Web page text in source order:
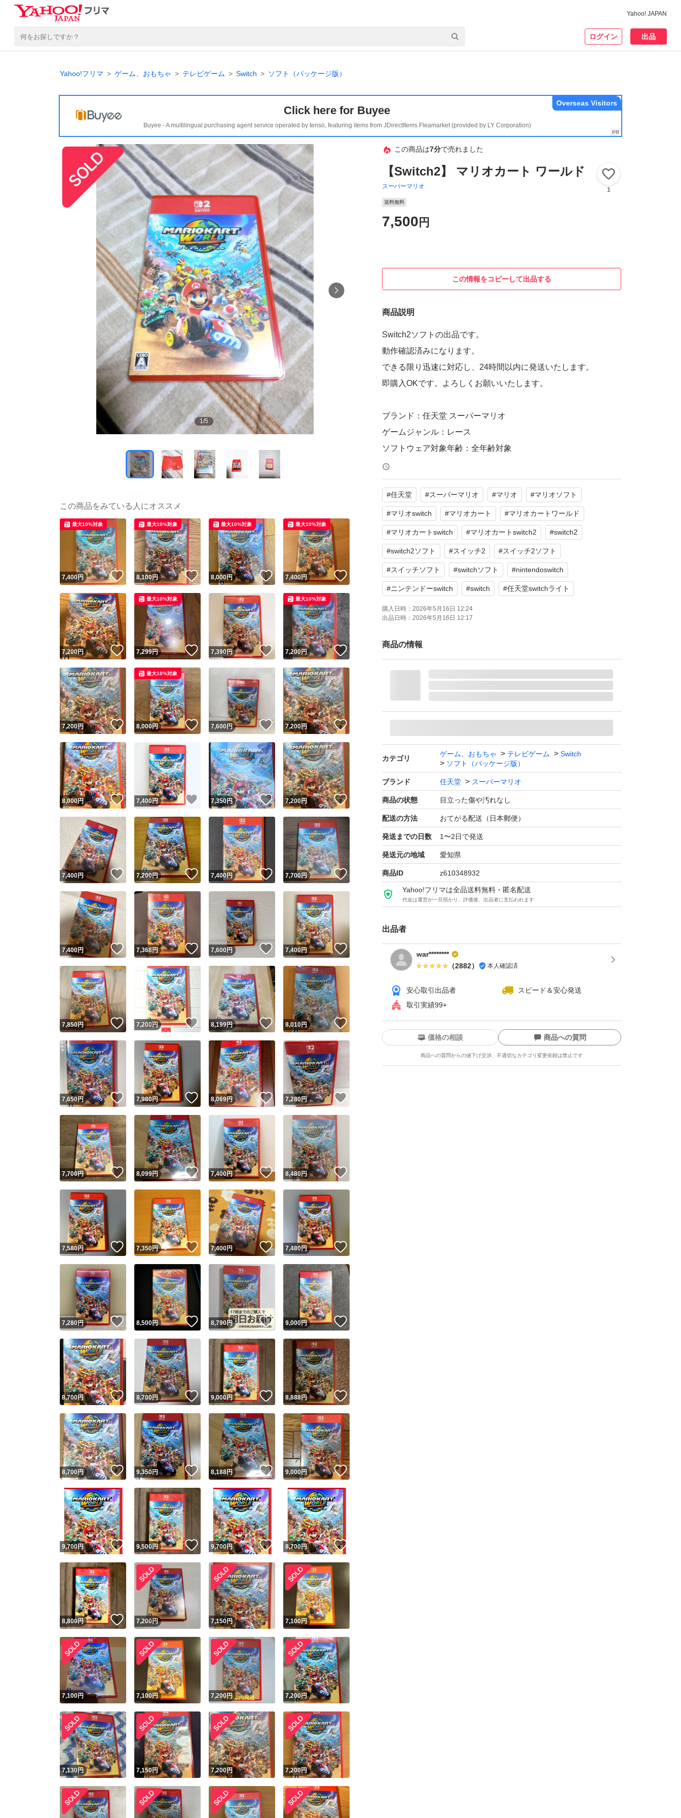
Yahoo! JAPAN
ログイン 出品
Yahoo!フリマ ゲーム、おもちゃ テレビゲーム Switch ソフト（パッケージ版）
Click here for Buyee
Buyee - A multilingual purchasing agent service operated by tenso, featuring items from JDirectItems Fleamarket (provided by LY Corporation)
Overseas Visitors
1/5
この商品は7分で売れました
【Switch2】 マリオカート ワールド
スーパーマリオ 1
送料無料
7,500 円
この情報をコピーして出品する
商品説明
Switch2ソフトの出品です。
動作確認済みになります。
できる限り迅速に対応し、24時間以内に発送いたします。
即購入OKです。よろしくお願いいたします。
ブランド：任天堂 スーパーマリオ
ゲームジャンル：レース
ソフトウェア対象年齢：全年齢対象
パッケージ種類：通常版
オンライン：オンライン対応
プレイモード：TVモード対応 テーブルモード対応 携帯モード対
応
携帯モードプレイ人数：1 人
#任天堂 #スーパーマリオ #マリオ #マリオソフト
#マリオswitch #マリオカート #マリオカートワールド
#マリオカートswitch #マリオカートswitch2 #switch2
#switch2ソフト #スイッチ2 #スイッチ2ソフト
#スイッチソフト #switchソフト #nintendoswitch
#ニンテンドーswitch #switch #任天堂switchライト
購入日時： 2026年5月16日 12:24
出品日時： 2026年5月16日 12:17
商品の情報
カテゴリ
ゲーム、おもちゃ テレビゲーム
Switch
ソフト（パッケージ版）
ブランド 任天堂 スーパーマリオ
商品の状態 目立った傷や汚れなし
配送の方法 おてがる配送（日本郵便）
発送までの日数 1〜2日で発送
発送元の地域 愛知県
商品ID z610348932
Yahoo!フリマは全品送料無料・匿名配送
代金は運営が一旦預かり、評価後、出品者に支払われます
出品者
war********
（2882） 本人確認済
安心取引出品者
スピード＆安心発送
取引実績99+
ユーザーの実績について
Yahoo!フリマが定めた一定の基準を満たしたユーザーにバッジを付与しています
安心取引出品者
安心取引出品者 Yahoo!フリマの基準をクリアした安心・安全なユーザーです
取引実績
取引実績◯+ このユーザーはYahoo!フリマの取引を完了させた実績があります
他フリマ実績◯+ このユーザーは他フリマサービスでの取引実績があります
スピード&安心発送
※このバッジは実績に基づく表示であり、発送を保証しているものではありません
スピード＆安心発送
このユーザーは高頻度で24時間以内＆設定した発送日数内に発送してい
スピード発送 このユーザーは高頻度で24時間以内に発送しています
安心発送 このユーザーは設定した発送日数内に発送しています
価格の相談 商品への質問
商品への質問からの値下げ交渉、不適切なカテゴリ変更依頼は禁止です
この商品の情報をコピーします
商品画像の無断転載は禁止されています
コピーは1商品につき1回です
出品ページへ
キャンセル
この商品をみている人にオススメ
7,400円 いいね！
最大10%対象
8,100円 いいね！
最大10%対象
8,000円 いいね！
最大10%対象
7,400円
最大10%対象
7,200円 いいね！
7,299円 いいね！
最大10%対象
7,390円 いいね！
7,200円 いいね！
最大10%対象
7,200円 いいね！
8,000円 いいね！
最大10%対象
7,600円 いいね！
7,200円
8,000円 いいね！
7,400円 いいね！
7,350円 いいね！
7,200円
7,400円 いいね！
7,200円 いいね！
7,400円 いいね！
7,700円 いいね！
7,400円 いいね！
7,368円 いいね！
7,600円 いいね！
7,400円 いいね！
7,850円 いいね！
7,200円 いいね！
8,199円 いいね！
8,010円 いいね！
7,650円 いいね！
7,980円 いいね！
8,069円 いいね！
7,280円
7,700円 いいね！
8,099円 いいね！
7,400円 いいね！
8,480円
7,580円 いいね！
7,350円 いいね！
7,400円 いいね！
7,480円
7,280円 いいね！
8,500円 いいね！
8,790円 いいね！
9,000円 いいね！
8,700円 いいね！
8,700円 いいね！
9,000円 いいね！
8,888円 いいね！
8,700円 いいね！
9,350円 いいね！
8,188円 いいね！
9,000円 いいね！
9,700円 いいね！
9,500円 いいね！
9,700円 いいね！
8,700円
8,800円 いいね！
7,200円 7,150円 7,100円
7,100円 7,100円 7,200円 7,200円
7,130円 7,150円 7,200円 7,200円